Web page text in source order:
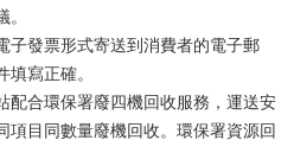
子發票形式寄送到消費者的電子郵
寫正確。
配合環保署廢四機回收服務，運送安
項目同數量廢機回收。環保署資源回